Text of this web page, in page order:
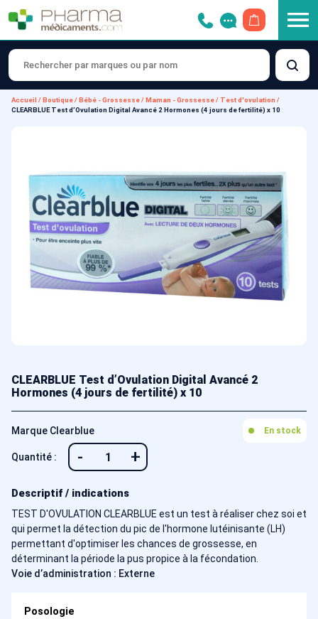
Accueil / Boutique/ Bébé - Grossesse/ Maman - Grossesse/ Test d'ovulation /
CLEARBLUE Test d’Ovulation Digital Avancé 2 Hormones (4 jours de fertilité) x 10
CLEARBLUE Test d’Ovulation Digital Avancé 2
Hormones (4 jours de fertilité) x 10
Marque Clearblue En stock
Quantité : - +
Descriptif / indications
TEST D'OVULATION CLEARBLUE est un test à réaliser chez soi et
qui permet la détection du pic de l'hormone lutéinisante (LH)
permettant d'optimiser les chances de grossesse, en
déterminant la période la pus propice à la fécondation.
Voie d’administration : Externe
Posologie